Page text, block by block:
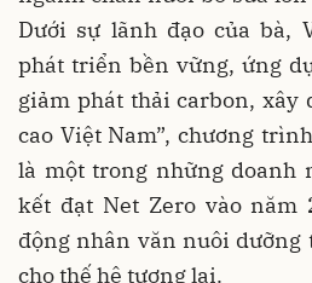
Dưới sự lãnh đạo của bà,
phát triển bền vững, ứng
giảm phát thải carbon, xây
cao Việt Nam”, chương
là một trong những doanh
kết đạt Net Zero vào năm
động nhân văn nuôi dưỡng
cho thế hệ tương lai.